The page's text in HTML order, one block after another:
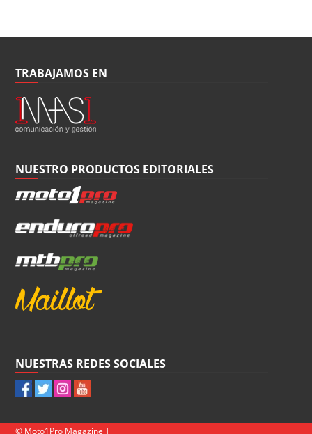
TRABAJAMOS EN
NUESTRO PRODUCTOS EDITORIALES
NUESTRAS REDES SOCIALES
© Moto1Pro Magazine |